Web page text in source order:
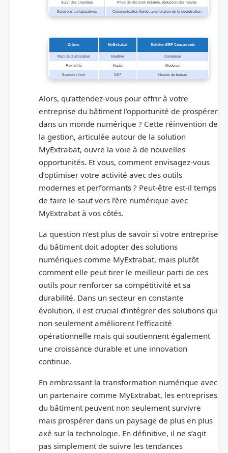
Suivi des chantiers Prise de décision éclairée, réduction des retards
Solutions collaboratives Communication fluide, amélioration de la coordination
Critère MyExtrabat Solution ERP Concurrente
Facilité d’utilisation Intuitive Complexe
Flexibilité Haute Modérée
Support client 24/7 Heures de bureau
Alors, qu’attendez-vous pour offrir à votre
entreprise du bâtiment l’opportunité de prospérer
dans un monde numérique ? Cette réinvention de
la gestion, articulée autour de la solution
MyExtrabat, ouvre la voie à de nouvelles
opportunités. Et vous, comment envisagez-vous
d’optimiser votre activité avec des outils
modernes et performants ? Peut-être est-il temps
de faire le saut vers l’ère numérique avec
MyExtrabat à vos côtés.
La question n’est plus de savoir si votre entreprise
du bâtiment doit adopter des solutions
numériques comme MyExtrabat, mais plutôt
comment elle peut tirer le meilleur parti de ces
outils pour renforcer sa compétitivité et sa
durabilité. Dans un secteur en constante
évolution, il est crucial d’intégrer des solutions qui
non seulement améliorent l’efficacité
opérationnelle mais qui soutiennent également
une croissance durable et une innovation
continue.
En embrassant la transformation numérique avec
un partenaire comme MyExtrabat, les entreprises
du bâtiment peuvent non seulement survivre
mais prospérer dans un paysage de plus en plus
axé sur la technologie. En définitive, il ne s’agit
pas simplement de suivre les tendances